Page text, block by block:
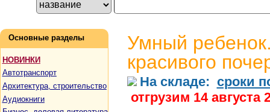
Основные разделы
НОВИНКИ
Автотранспорт
Архитектура, строительство
Аудиокниги
Умный
красивого
На складе: сроки
отгрузим 14 августа